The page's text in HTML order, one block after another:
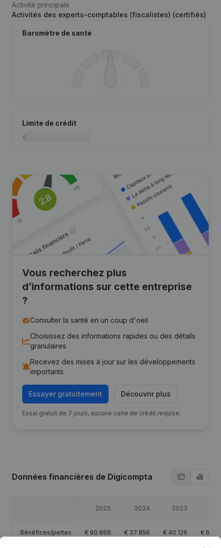
Activité principale
Activités des experts-comptables (fiscalistes) (certifiés)
Baromètre de santé
Limite de crédit
Vous recherchez plus
d’informations sur cette entreprise
?
Consulter la santé en un coup d'oeil
Choisissez des informations rapides ou des détails
granulaires
Recevez des mises à jour sur les développements
importants
Essayer gratuitement Découvrir plus
Essai gratuit de 7 jours, aucune carte de crédit requise.
Données financières de Digicompta
2025 2024 2023
Bénéfices/pertes € 90 868 € 37 856 € 40 126 € 69